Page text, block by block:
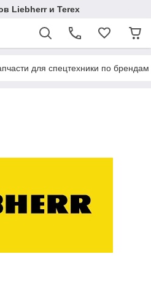
Liebherr и Terex
для спецтехники по брендам